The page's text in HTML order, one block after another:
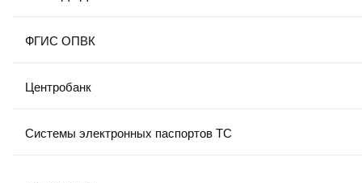
ФГИС ОПВК
Центробанк
Системы электронных паспортов ТС